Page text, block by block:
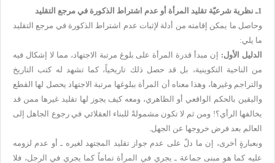
1ـ نظرية شرعيّة تقليد المرأة أو عدم اشتراط الذكورة في مرجع التقليد
وحاصل ما يمكن إقامته من أدلة لإثبات عدم اشتراط الذكورة في مرجع التقليد
ما يلي:
الدليل الأول: إن مبدأ قدرة المرأة على بلوغ مرتبة الاجتهاد، مما لا إشكال فيه
من الناحية التكوينية، بل قد حصل ذلك تاريخياً، كما تشهد له كتب التاريخ
والتراجم وغيرها، وهذا معناه أن المرأة ببلوغها مرتبة الاجتهاد يحصل لها القطع
واليقين بالحكم الواقعي أو الظاهري، ومعه كيف يجوز لها تقليد غيرها ممن قد
يخالفها الرأي؟! ومن ثم لا تكون مشمولةً للبناء العقلائي في رجوع الجاهل إلى
العالم بعد فرض خروجها عن الجهل.
وبعبارةٍ أخرى، إن ما دلّ على عدم جواز تقليد المجتهد لغيره ـ أو عدم لزومه
عليه كما هو مبنى جماعة ـ يجري في المرأة تماماً كما يجري في الرجل، فلا